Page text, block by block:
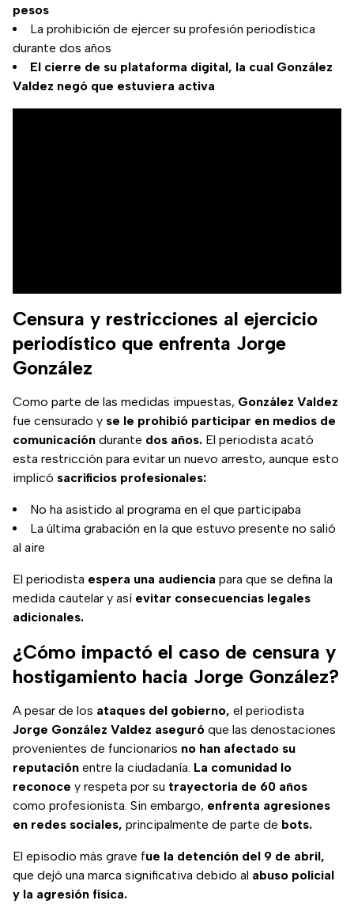
pesos
La prohibición de ejercer su profesión periodística
durante dos años
El cierre de su plataforma digital, la cual González
Valdez negó que estuviera activa
Censura y restricciones al ejercicio
periodístico que enfrenta Jorge
González
Como parte de las medidas impuestas, González Valdez
fue censurado y se le prohibió participar en medios de
comunicación durante dos años. El periodista acató
esta restricción para evitar un nuevo arresto, aunque esto
implicó sacrificios profesionales:
No ha asistido al programa en el que participaba
La última grabación en la que estuvo presente no salió
al aire
El periodista espera una audiencia para que se defina la
medida cautelar y así evitar consecuencias legales
adicionales.
¿Cómo impactó el caso de censura y
hostigamiento hacia Jorge González?
A pesar de los ataques del gobierno, el periodista
Jorge González Valdez aseguró que las denostaciones
provenientes de funcionarios no han afectado su
reputación entre la ciudadanía. La comunidad lo
reconoce y respeta por su trayectoria de 60 años
como profesionista. Sin embargo, enfrenta agresiones
en redes sociales, principalmente de parte de bots.
El episodio más grave fue la detención del 9 de abril,
que dejó una marca significativa debido al abuso policial
y la agresión física.